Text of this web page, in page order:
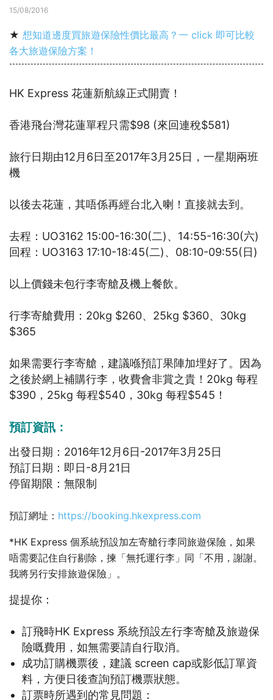
15/08/2016
★ 想知道邊度買旅遊保險性價比最高？一 click 即可比較
各大旅遊保險方案！
HK Express 花蓮新航線正式開賣！
香港飛台灣花蓮單程只需$98 (來回連稅$581)
旅行日期由12月6日至2017年3月25日，一星期兩班
機
以後去花蓮，其唔係再經台北入喇！直接就去到。
去程：UO3162 15:00-16:30(二)、14:55-16:30(六)
回程：UO3163 17:10-18:45(二)、08:10-09:55(日)
以上價錢未包行李寄艙及機上餐飲。
行李寄艙費用：20kg $260、25kg $360、30kg
$365
如果需要行李寄艙，建議喺預訂果陣加埋好了。因為
之後於網上補購行李，收費會非賞之貴！20kg 每程
$390，25kg 每程$540，30kg 每程$545！
預訂資訊：
出發日期：2016年12月6日-2017年3月25日
預訂日期：即日-8月21日
停留期限：無限制
預訂網址： https://booking.hkexpress.com
*HK Express 個系統預設加左寄艙行李同旅遊保險，如果
唔需要記住自行剔除，揀「無托運行李」同「不用，謝謝。
我將另行安排旅遊保險」。
提提你：
訂飛時HK Express 系統預設左行李寄艙及旅遊保
險嘅費用，如無需要請自行取消。
成功訂購機票後，建議 screen cap或影低訂單資
料，方便日後查詢預訂機票狀態。
訂票時所遇到的常見問題：